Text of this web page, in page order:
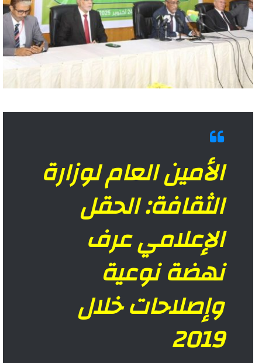
الأمين العام لوزارة
الثقافة: الحقل
الإعلامي عرف
نهضة نوعية
وإصلاحات خلال
2019